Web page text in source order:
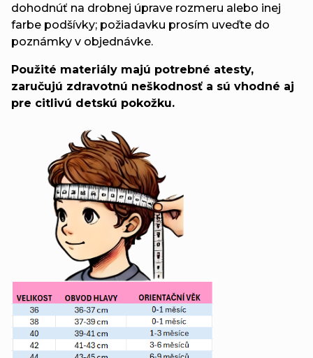
dohodnúť na drobnej úprave rozmeru alebo inej
farbe podšívky; požiadavku prosím uveďte do
poznámky v objednávke.
Použité materiály majú potrebné atesty,
zaručujú zdravotnú neškodnosť a sú vhodné aj
pre citlivú detskú pokožku.